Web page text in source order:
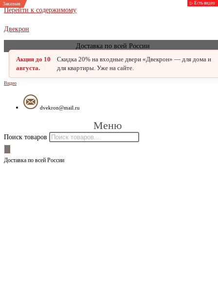
Перейти к содержимому
Двекрон
Доставка по всей России
Акция до 10
августа.
Скидка 20% на входные двери «Двекрон» — для дома и
для квартиры. Уже на сайте.
Видео
dvekron@mail.ru
Меню
Поиск товаров
Доставка по всей России
▷ Есть видео
Заказная
Заказная
Заказная
Заказная ▷ Есть видео
Заказная
Заказная